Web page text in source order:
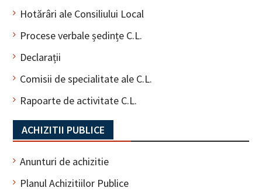
Hotărâri ale Consiliului Local
Procese verbale ședințe C.L.
Declarații
Comisii de specialitate ale C.L.
Rapoarte de activitate C.L.
ACHIZITII PUBLICE
Anunturi de achizitie
Planul Achizitiilor Publice